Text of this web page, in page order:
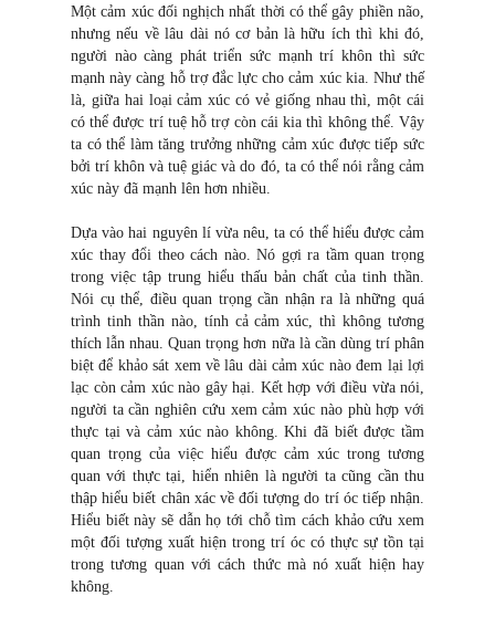
Một cảm xúc đối nghịch nhất thời có thể gây phiền não,
nhưng nếu về lâu dài nó cơ bản là hữu ích thì khi đó,
người nào càng phát triển sức mạnh trí khôn thì sức
mạnh này càng hỗ trợ đắc lực cho cảm xúc kia. Như thế
là, giữa hai loại cảm xúc có vẻ giống nhau thì, một cái
có thể được trí tuệ hỗ trợ còn cái kia thì không thể. Vậy
ta có thể làm tăng trưởng những cảm xúc được tiếp sức
bởi trí khôn và tuệ giác và do đó, ta có thể nói rằng cảm
xúc này đã mạnh lên hơn nhiều.
Dựa vào hai nguyên lí vừa nêu, ta có thể hiểu được cảm
xúc thay đổi theo cách nào. Nó gợi ra tầm quan trọng
trong việc tập trung hiểu thấu bản chất của tinh thần.
Nói cụ thể, điều quan trọng cần nhận ra là những quá
trình tinh thần nào, tính cả cảm xúc, thì không tương
thích lẫn nhau. Quan trọng hơn nữa là cần dùng trí phân
biệt để khảo sát xem về lâu dài cảm xúc nào đem lại lợi
lạc còn cảm xúc nào gây hại. Kết hợp với điều vừa nói,
người ta cần nghiên cứu xem cảm xúc nào phù hợp với
thực tại và cảm xúc nào không. Khi đã biết được tầm
quan trọng của việc hiểu được cảm xúc trong tương
quan với thực tại, hiển nhiên là người ta cũng cần thu
thập hiểu biết chân xác về đối tượng do trí óc tiếp nhận.
Hiểu biết này sẽ dẫn họ tới chỗ tìm cách khảo cứu xem
một đối tượng xuất hiện trong trí óc có thực sự tồn tại
trong tương quan với cách thức mà nó xuất hiện hay
không.